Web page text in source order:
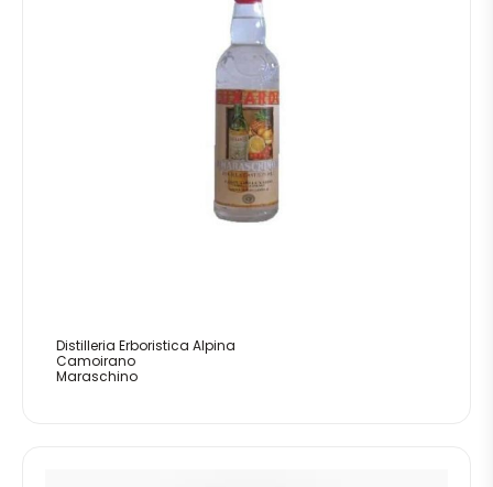
Distilleria Erboristica Alpina
Camoirano
Maraschino